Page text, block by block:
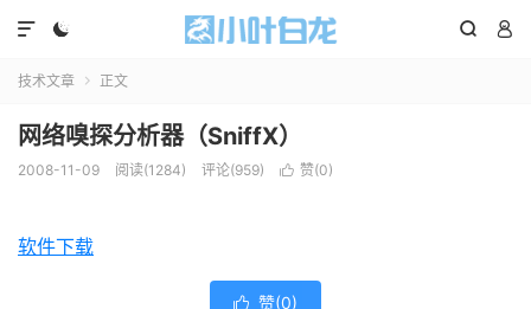
  

技术文章  正文
网络嗅探分析器（SniffX）
2008-11-09 阅读(1284) 评论(959)  赞(0)
软件下载
 赞(0)